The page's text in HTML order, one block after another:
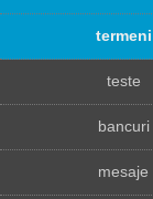
termeni
teste
bancuri
mesaje